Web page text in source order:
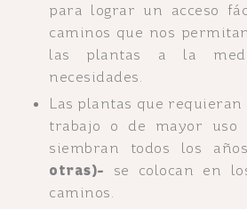
para lograr un acceso
caminos que nos
las plantas a la
necesidades.
Las plantas que
trabajo o de mayor uso
siembran todos los
otras)- se colocan en
caminos.